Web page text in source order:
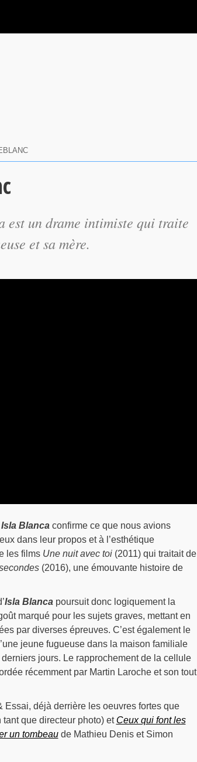
est un drame intimiste qui traite
et sa mère.
Isla Blancaconfirme ce que nous avions
dans leur propos et à l’esthétique
les films Une nuit avec toi(2011) qui traitait de
(2016), une émouvante histoire de
Isla Blancapoursuit donc logiquement la
marqué pour les sujets graves, mettant en
par diverses épreuves. C’est également le
jeune fugueuse dans la maison familiale
jours. Le rapprochement de la cellule
récemment par Martin Laroche et son tout
Essai, déjà derrière les oeuvres fortes que
que directeur photo) et Ceux qui font les
un tombeaude Mathieu Denis et Simon